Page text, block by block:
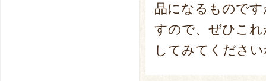
品になるもので
すので、ぜひこ
してみてくださ